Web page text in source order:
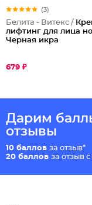
(3)
Белита - Витекс /
лифтинг для лица
Черная икра
679 ₽
Дарим
отзывы
10 баллов за отзыв*
20 баллов за отзыв